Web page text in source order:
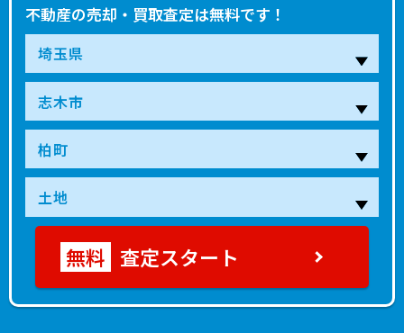
4,200万円 志木 11分 145.00㎡ 96万円 2022年第２四半期
3,700万円 柳瀬川 10分 110.00㎡ 110万円 2022年第２四半期
2,500万円 柳瀬川 10分 145.00㎡ 57万円 2022年第２四半期
3,600万円 志木 11分 125.00㎡ 98万円 2022年第２四半期
6,400万円 志木 14分 230.00㎡ 90万円 2022年第２四半期
3,100万円 志木 23分 140.00㎡ 2022年第１四半期
460 志木 26分 40.00㎡ 39万円 2021年第４四半期
不動産の売却・買取査定は無料です！
査定スタート